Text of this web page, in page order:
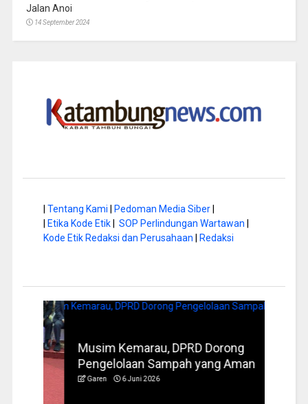
Jalan Anoi
14 September 2024
Tentang Kami Pedoman Media Siber|
Etika Kode Etik| SOP Perlindungan Wartawan
Kode Etik Redaksi dan Perusahaan
Redaksi
Musim Kemarau, DPRD Dorong
Pengelolaan Sampah yang Aman
Garen 6 Juni 2026